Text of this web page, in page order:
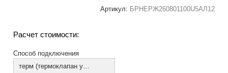
Артикул: БРНЕРЖ260801100U5АЛ12
Расчет стоимости:
Способ подключения
терм (термоклапан установлен)